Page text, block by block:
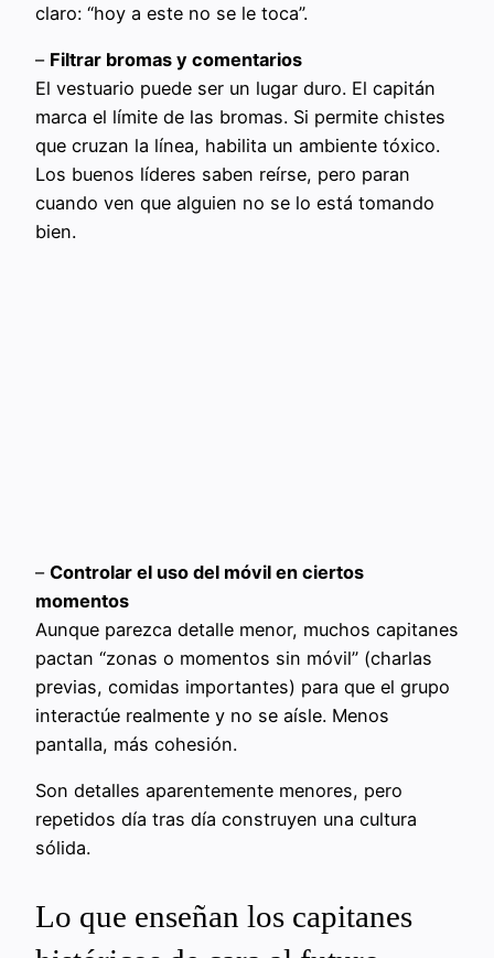
claro: “hoy a este no se le toca”.
– Filtrar bromas y comentarios
El vestuario puede ser un lugar duro. El capitán
marca el límite de las bromas. Si permite chistes
que cruzan la línea, habilita un ambiente tóxico.
Los buenos líderes saben reírse, pero paran
cuando ven que alguien no se lo está tomando
bien.
– Controlar el uso del móvil en ciertos
momentos
Aunque parezca detalle menor, muchos capitanes
pactan “zonas o momentos sin móvil” (charlas
previas, comidas importantes) para que el grupo
interactúe realmente y no se aísle. Menos
pantalla, más cohesión.
Son detalles aparentemente menores, pero
repetidos día tras día construyen una cultura
sólida.
Lo que enseñan los capitanes